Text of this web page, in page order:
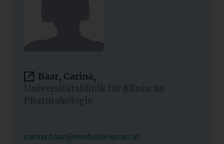
Baar, Carina,
Universitätsklinik für Klinische
Pharmakologie
carina.baar@meduniwien.ac.at